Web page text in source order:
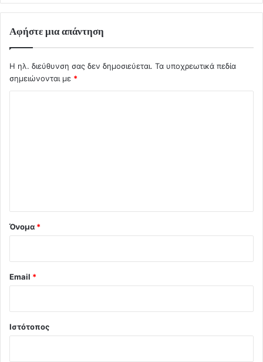
Αφήστε μια απάντηση
Η ηλ. διεύθυνση σας δεν δημοσιεύεται. Τα υποχρεωτικά πεδία
σημειώνονται με *
Όνομα *
Email *
Ιστότοπος